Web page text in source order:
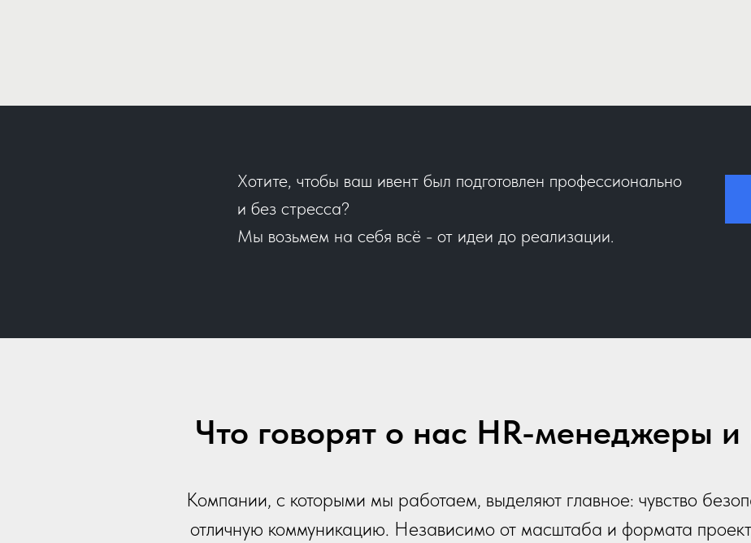
Хотите, чтобы ваш ивент был подготовлен профессионально
и без стресса?
Мы возьмем на себя всё - от идеи до реализации.
Что говорят о нас HR-менеджеры
Компании, с которыми мы работаем, выделяют главное: чувство
отличную коммуникацию. Независимо от масштаба и формата